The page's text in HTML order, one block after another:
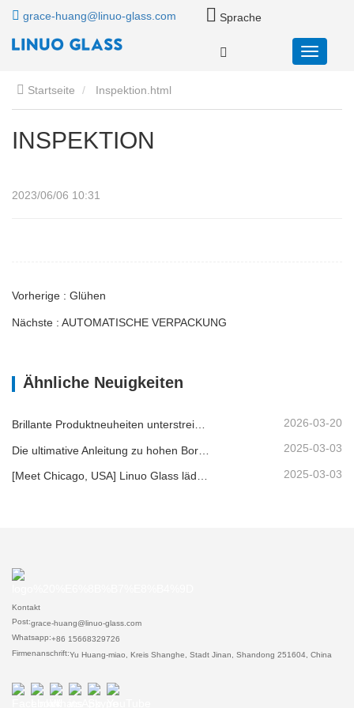
grace-huang@linuo-glass.com Sprache
Startseite Inspektion.html
INSPEKTION
2023/06/06 10:31
Vorherige : Glühen
Nächste : AUTOMATISCHE VERPACKUNG
Ähnliche Neuigkeiten
Brillante Produktneuheiten unterstreichen Kernkompetenz | Linuo Spezialglas feiert Premiere auf der Ambiente Frankfurt 2026-03-20
2025-03-03
2025-03-03
Kontakt
Post:grace-huang@linuo-glass.com
Whatsapp:+86 15668329726
Firmenanschrift:Yu Huang-miao, Kreis Shanghe, Stadt Jinan, Shandong 251604, China